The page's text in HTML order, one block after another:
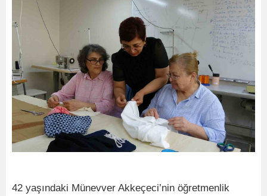
42 yaşındaki Münevver Akkeçeci’nin öğretmenlik